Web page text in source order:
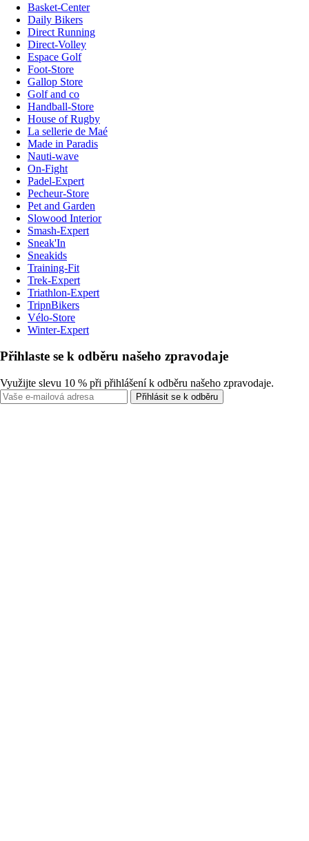
Basket-Center
Daily Bikers
Direct Running
Direct-Volley
Espace Golf
Foot-Store
Gallop Store
Golf and co
Handball-Store
House of Rugby
La sellerie de Maé
Made in Paradis
Nauti-wave
On-Fight
Padel-Expert
Pecheur-Store
Pet and Garden
Slowood Interior
Smash-Expert
Sneak'In
Sneakids
Training-Fit
Trek-Expert
Triathlon-Expert
TripnBikers
Vélo-Store
Winter-Expert
Přihlaste se k odběru našeho zpravodaje
Využijte slevu 10 % při přihlášení k odběru našeho zpravodaje.
Přihlásit se k odběru